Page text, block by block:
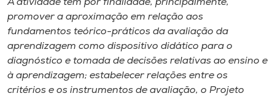
A atividade tem por finalidade, principalmente,
promover a aproximação em relação aos
fundamentos teórico-práticos da avaliação da
aprendizagem como dispositivo didático para o
diagnóstico e tomada de decisões relativas ao ensino e
à aprendizagem; estabelecer relações entre os
critérios e os instrumentos de avaliação, o Projeto